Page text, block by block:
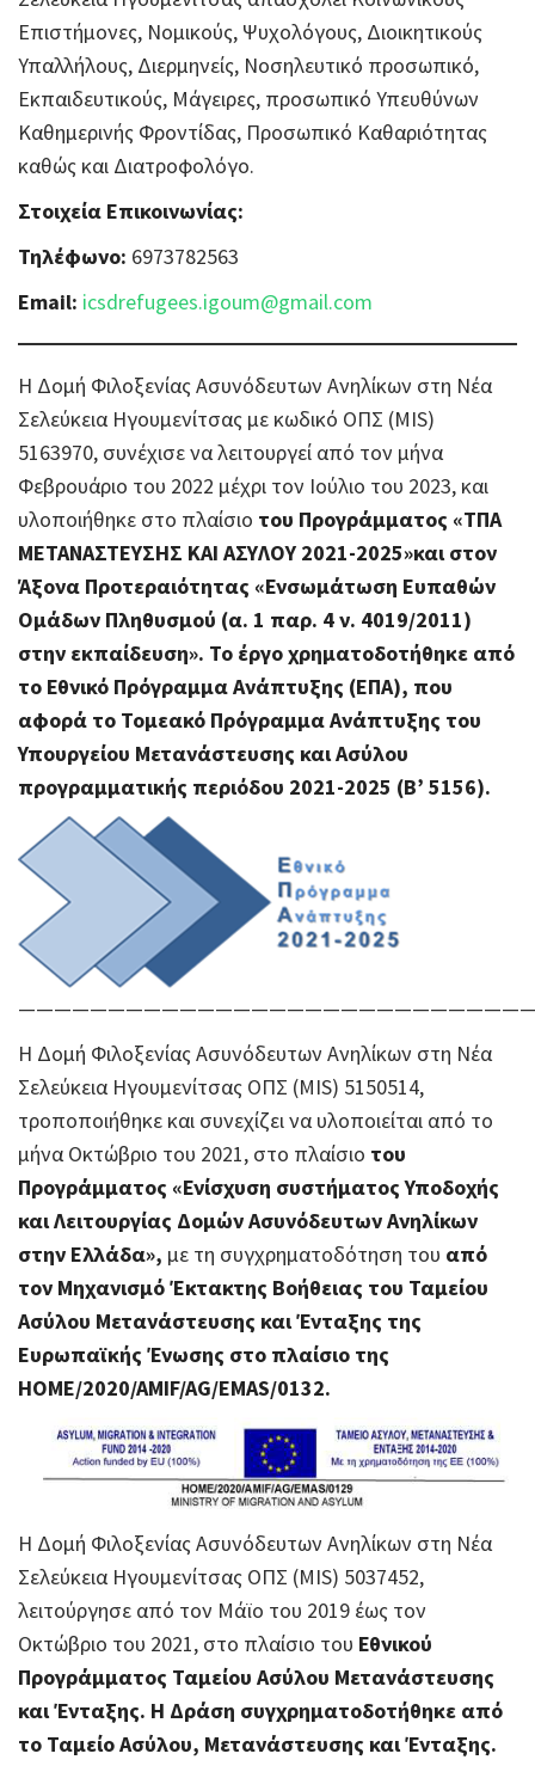
Επιστήμονες, Νομικούς, Ψυχολόγους, Διοικητικούς
Υπαλλήλους, Διερμηνείς, Νοσηλευτικό προσωπικό,
Εκπαιδευτικούς, Μάγειρες, προσωπικό Υπευθύνων
Καθημερινής Φροντίδας, Προσωπικό Καθαριότητας
καθώς και Διατροφολόγο.
Στοιχεία Επικοινωνίας:
Τηλέφωνο: 6973782563
Email: icsdrefugees.igoum@gmail.com
Η Δομή Φιλοξενίας Ασυνόδευτων Aνηλίκων στη Νέα
Σελεύκεια Ηγουμενίτσας με κωδικό ΟΠΣ (MIS)
5163970, συνέχισε να λειτουργεί από τον μήνα
Φεβρουάριο του 2022 μέχρι τον Ιούλιο του 2023, και
υλοποιήθηκε στο πλαίσιο του Προγράμματος «ΤΠΑ
ΜΕΤΑΝΑΣΤΕΥΣΗΣ ΚΑΙ ΑΣΥΛΟΥ 2021-2025»και στον
Άξονα Προτεραιότητας «Ενσωμάτωση Ευπαθών
Ομάδων Πληθυσμού (α. 1 παρ. 4 ν. 4019/2011)
στην εκπαίδευση». Το έργο χρηματοδοτήθηκε από
το Εθνικό Πρόγραμμα Ανάπτυξης (ΕΠΑ), που
αφορά το Τομεακό Πρόγραμμα Ανάπτυξης του
Υπουργείου Μετανάστευσης και Ασύλου
προγραμματικής περιόδου 2021-2025 (Β’ 5156).
Η Δομή Φιλοξενίας Ασυνόδευτων Aνηλίκων στη Νέα
Σελεύκεια Ηγουμενίτσας ΟΠΣ (MIS) 5150514,
τροποποιήθηκε και συνεχίζει να υλοποιείται από το
μήνα Οκτώβριο του 2021, στο πλαίσιο του
Προγράμματος «Ενίσχυση συστήματος Υποδοχής
και Λειτουργίας Δομών Ασυνόδευτων Ανηλίκων
στην Ελλάδα», με τη συγχρηματοδότηση του από
τον Μηχανισμό Έκτακτης Βοήθειας του Ταμείου
Ασύλου Μετανάστευσης και Ένταξης της
Ευρωπαϊκής Ένωσης στο πλαίσιο της
HOME/2020/AMIF/AG/EMAS/0132.
Η Δομή Φιλοξενίας Ασυνόδευτων Aνηλίκων στη Νέα
Σελεύκεια Ηγουμενίτσας ΟΠΣ (MIS) 5037452,
λειτούργησε από τον Μάϊο του 2019 έως τον
Οκτώβριο του 2021, στο πλαίσιο του Εθνικού
Προγράμματος Ταμείου Ασύλου Μετανάστευσης
και Ένταξης. Η Δράση συγχρηματοδοτήθηκε από
το Ταμείο Ασύλου, Μετανάστευσης και Ένταξης.